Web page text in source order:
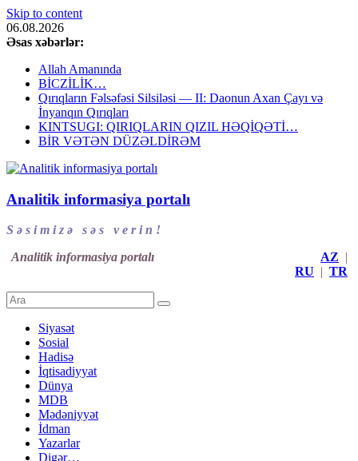
Skip to content
06.08.2026
Əsas xəbərlər:
Allah Amanında
BİCZİLİK…
Qırıqların Fəlsəfəsi Silsiləsi — II: Daonun Axan Çayı və
İnyanqın Qırıqları
KINTSUGI: QIRIQLARIN QIZIL HƏQİQƏTİ…
BİR VƏTƏN DÜZƏLDİRƏM
Analitik informasiya portalı
S ə s i m i z ə s ə s v e r i n !
Analitik informasiya portalı
AZ |
RU | TR
Siyasət
Sosial
Hadisə
İqtisadiyyat
Dünya
MDB
Mədəniyyət
İdman
Yazarlar
Digər…